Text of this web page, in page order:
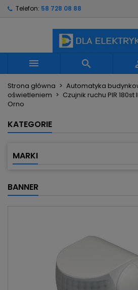
Telefon: 58 728 08 88
 
Strona główna Automatyka
oświetleniem
Czujnik ruchu PIR
Orno
KATEGORIE
MARKI
BANNER
Utwórz nową listę
Nazwa listy życzeń
Anuluj
Musisz być zalogowany by
swojej liście życzeń.
Anuluj